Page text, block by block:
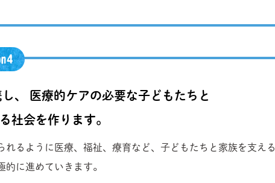
、 医療的ケアの必要な子どもたちと
社会を作ります。
るように医療、福祉、療育など、子どもたちと家族を支える
に進めていきます。